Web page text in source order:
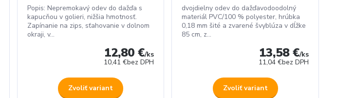
Popis: Nepremokavý odev do dažďa s
kapucňou v golieri, nižšia hmotnosť.
Zapínanie na zips, sťahovanie v dolnom
okraji, v...
12,80 €/ks
10,41 €bez DPH
Zvoliť variant
dvojdielny odev do dažďavodoodolný
materiál PVC/100 % polyester, hrúbka
0,18 mm šité a zvarené švyblúza v dĺžke
85 cm, z...
13,58 €/ks
11,04 €bez DPH
Zvoliť variant